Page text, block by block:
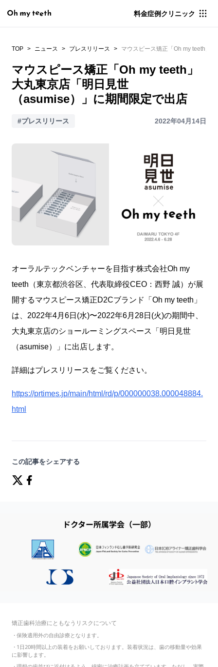
料金症例クリニック
TOP ニュース プレスリリース マウスピース矯正「Oh my teeth」
マウスピース矯正「Oh my teeth」
大丸東京店「明日見世
（asumise）」に期間限定で出店
#プレスリリース 2022年04月14日
オーラルテックベンチャーを目指す株式会社Oh my
teeth（東京都渋谷区、代表取締役CEO：西野 誠）が展
開するマウスピース矯正D2Cブランド「Oh my teeth」
は、2022年4月6日(水)〜2022年6月28日(火)の期間中、
大丸東京店のショールーミングスペース「明日見世
（asumise）」に出店します。
詳細はプレスリリースをご覧ください。
https://prtimes.jp/main/html/rd/p/000000038.000048884.
html
この記事をシェアする
ドクター所属学会（一部）
矯正歯科治療にともなうリスクについて
・保険適用外の自由診療となります。
・ 1日20時間以上の装着をお願いしております。装着状況は、歯の移動量や効果
に影響します。